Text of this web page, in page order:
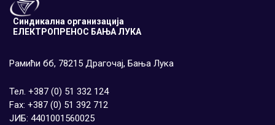
Синдикална организација
ЕЛЕКТРОПРЕНОС БАЊА ЛУКА
Рамићи бб, 78215 Драгочај, Бања Лука
Тел. +387 (0) 51 332 124
Fax: +387 (0) 51 392 712
ЈИБ: 4401001560025